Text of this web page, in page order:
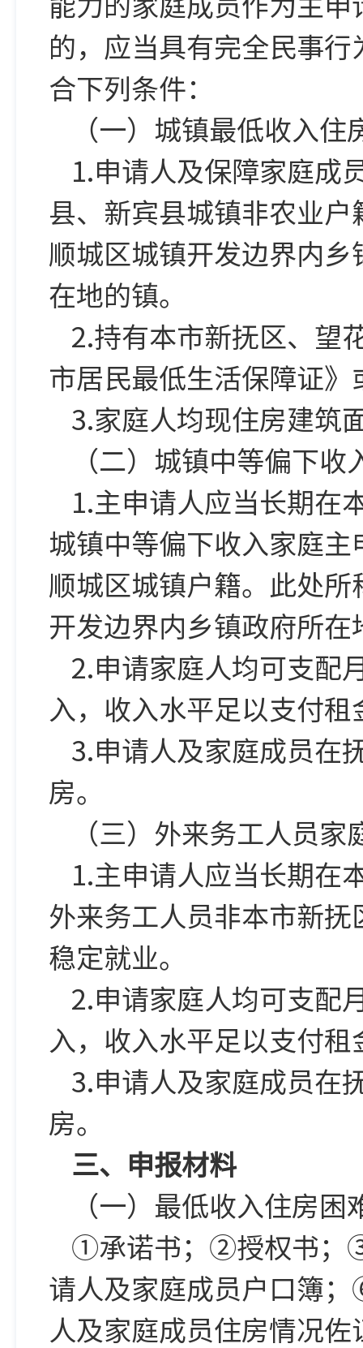
的，应当具有完全民事
合下列条件：
（一）城镇最低收入
1.申请人及保障家庭成
县、新宾县城镇非农业
顺城区城镇开发边界内
在地的镇。
2.持有本市新抚区、望
市居民最低生活保障证
3.家庭人均现住房建筑
（二）城镇中等偏下
1.主申请人应当长期在
城镇中等偏下收入家庭
顺城区城镇户籍。此处
开发边界内乡镇政府所在
2.申请家庭人均可支配
入，收入水平足以支付
3.申请人及家庭成员在
房。
（三）外来务工人员家
1.主申请人应当长期在
外来务工人员非本市新
稳定就业。
2.申请家庭人均可支配
入，收入水平足以支付
3.申请人及家庭成员在
房。
三、申报材料
（一）最低收入住房困
①承诺书；②授权书；
请人及家庭成员户口簿
人及家庭成员住房情况